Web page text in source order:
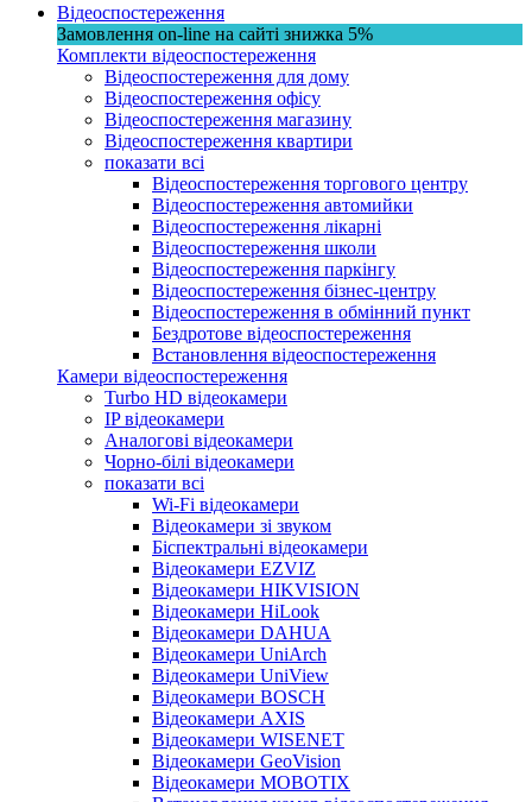
Відеоспостереження
Замовлення on-line на сайті знижка 5%
Комплекти відеоспостереження
Відеоспостереження для дому
Відеоспостереження офісу
Відеоспостереження магазину
Відеоспостереження квартири
показати всі
Відеоспостереження торгового центру
Відеоспостереження автомийки
Відеоспостереження лікарні
Відеоспостереження школи
Відеоспостереження паркінгу
Відеоспостереження бізнес-центру
Відеоспостереження в обмінний пункт
Бездротове відеоспостереження
Встановлення відеоспостереження
Камери відеоспостереження
Turbo HD відеокамери
IP відеокамери
Аналогові відеокамери
Чорно-білі відеокамери
показати всі
Wi-Fi відеокамери
Відеокамери зі звуком
Біспектральні відеокамери
Відеокамери EZVIZ
Відеокамери HIKVISION
Відеокамери HiLook
Відеокамери DAHUA
Відеокамери UniArch
Відеокамери UniView
Відеокамери BOSCH
Відеокамери AXIS
Відеокамери WISENET
Відеокамери GeoVision
Відеокамери MOBOTIX